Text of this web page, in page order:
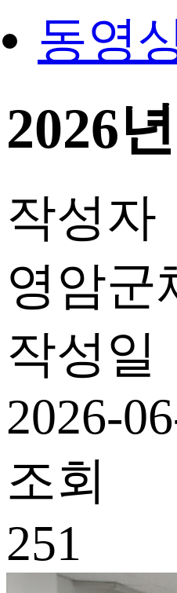
동영
2026
작성자
영암군
작성일
2026-
조회
251